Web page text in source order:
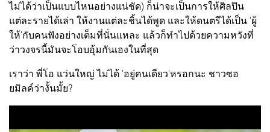
ไม่ได้ว่าเป็นแบบไหนอย่างแน่ชัด) ก็น่าจะเป็นการให้ศิลปิน
แต่ละรายได้เล่า ให้งานแต่ละชิ้นได้พูด และให้ดนตรีได้เป็น 'ผู้
ให้'กับคนฟังอย่างเต็มที่นั่นแหละ แล้วก็ทำไปด้วยความหวังที่
ว่าวงจรนี้มันจะโอบอุ้มกันเองในที่สุด
เราว่า พี่โอ แว่นใหญ่ ไม่ได้ 'อยู่คนเดียว'หรอกนะ ชาวซอ
ยมิลค์ว่างั้นมั้ย?